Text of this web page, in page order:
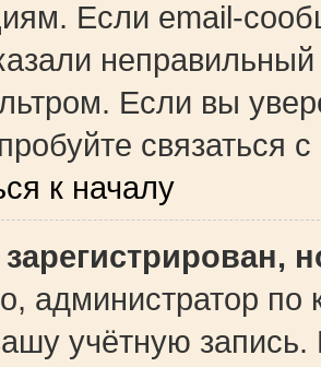
Если email-
Если вы
связаться
к началу
администратор по
учётную